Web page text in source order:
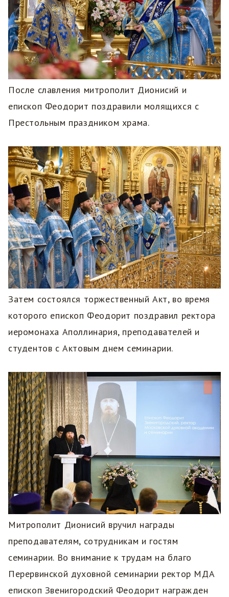
После славления митрополит Дионисий и
епископ Феодорит поздравили молящихся с
Престольным праздником храма.
Затем состоялся торжественный Акт, во время
которого епископ Феодорит поздравил ректора
иеромонаха Аполлинария, преподавателей и
студентов с Актовым днем семинарии.
Митрополит Дионисий вручил награды
преподавателям, сотрудникам и гостям
семинарии. Во внимание к трудам на благо
Перервинской духовной семинарии ректор МДА
епископ Звенигородский Феодорит награжден